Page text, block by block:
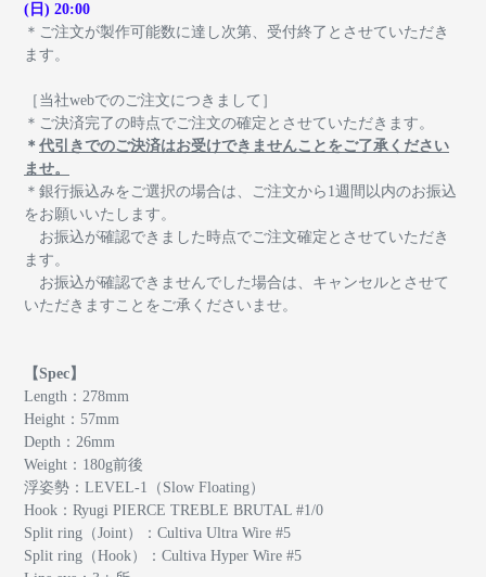
(日) 20:00
＊ご注文が製作可能数に達し次第、受付終了とさせていただき
ます。
［ 当社webでのご注文につきまして］
＊ ご決済完了の時点でご注文の確定とさせていただきます。
＊ 代引きでのご決済はお受けできませんことをご了承ください
ませ。
＊銀行振込みをご選択の場合は、ご注文から1週間以内のお振込
をお願いいたします。
お振込が確認できました時点でご注文確定とさせていただき
ます。
お振込が確認できませんでした場合は、キャンセルとさせて
いただきますことをご承くださいませ。
【Spec】
Length：278mm
Height：57mm
Depth：26mm
Weight：180g前後
浮姿勢：LEVEL-1（Slow Floating）
Hook：Ryugi PIERCE TREBLE BRUTAL #1/0
Split ring（Joint）：Cultiva Ultra Wire #5
Split ring（Hook）：Cultiva Hyper Wire #5